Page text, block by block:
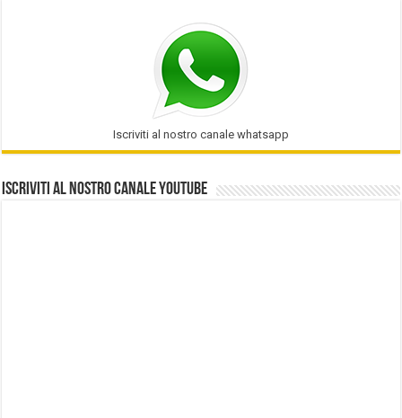
Iscriviti al nostro canale whatsapp
Iscriviti al nostro Canale Youtube